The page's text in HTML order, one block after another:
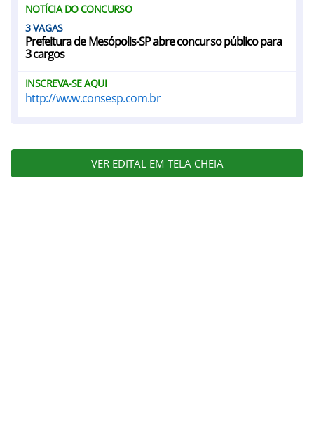
NOTÍCIA DO CONCURSO
3
Prefeitura de Mesópolis-SP abre concurso público para
3 cargos
INSCREVA-SE AQUI
http://www.consesp.com.br
VER EDITAL EM TELA CHEIA